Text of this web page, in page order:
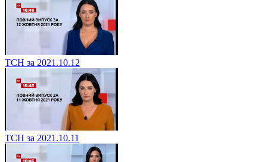
ТСН за 2021.10.12
ТСН за 2021.10.11